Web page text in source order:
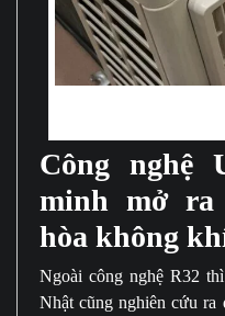
Công nghệ
minh mở ra
hòa không
Ngoài công nghệ R32
Nhật cũng nghiên cứu ra